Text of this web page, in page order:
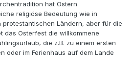
hat Ostern
religiöse Bedeutung wie in
Ländern, aber für die
das Osterfest die willkommene
die z.B. zu einem ersten
oder im Ferienhaus auf dem Lande